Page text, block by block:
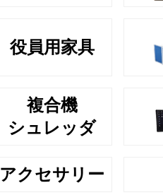
役員用家具
複合機
シュレッダ
アクセサリー